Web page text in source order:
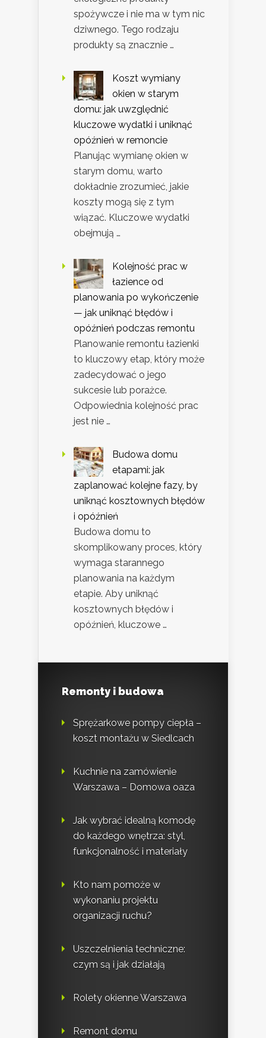
spożywcze i nie ma w tym nic
dziwnego. Tego rodzaju
produkty są znacznie …
Koszt wymiany
okien w starym
domu: jak uwzględnić
kluczowe wydatki i uniknąć
opóźnień w remoncie
Planując wymianę okien w
starym domu, warto
dokładnie zrozumieć, jakie
koszty mogą się z tym
wiązać. Kluczowe wydatki
obejmują …
Kolejność prac w
łazience od
planowania po wykończenie
— jak uniknąć błędów i
opóźnień podczas remontu
Planowanie remontu łazienki
to kluczowy etap, który może
zadecydować o jego
sukcesie lub porażce.
Odpowiednia kolejność prac
jest nie …
Budowa domu
etapami: jak
zaplanować kolejne fazy, by
uniknąć kosztownych błędów
i opóźnień
Budowa domu to
skomplikowany proces, który
wymaga starannego
planowania na każdym
etapie. Aby uniknąć
kosztownych błędów i
opóźnień, kluczowe …
Remonty i budowa
Sprężarkowe pompy ciepła –
koszt montażu w Siedlcach
Kuchnie na zamówienie
Warszawa – Domowa oaza
Jak wybrać idealną komodę
do każdego wnętrza: styl,
funkcjonalność i materiały
Kto nam pomoże w
wykonaniu projektu
organizacji ruchu?
Uszczelnienia techniczne:
czym są i jak działają
Rolety okienne Warszawa
Remont domu